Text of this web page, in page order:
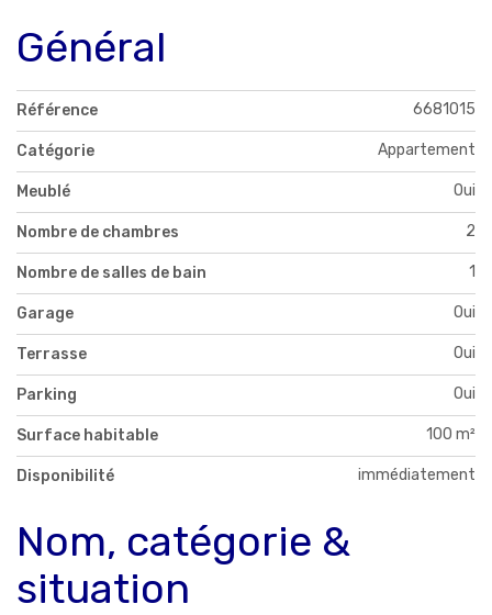
Général
Référence 6681015
Catégorie Appartement
Meublé Oui
Nombre de chambres 2
Nombre de salles de bain 1
Garage Oui
Terrasse Oui
Parking Oui
Surface habitable 100 m²
Disponibilité immédiatement
Nom, catégorie &
situation